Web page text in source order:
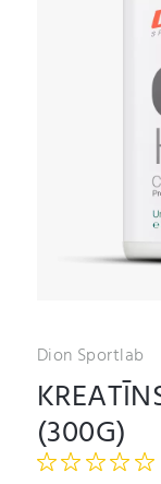
Dion Sportlab
(300G)